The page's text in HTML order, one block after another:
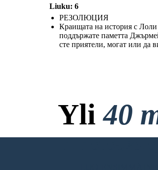
Liuku: 6
РЕЗОЛЮЦИЯ
Краищата на история с
поддържате паметта
сте приятели, могат или да
Yli40
Ei